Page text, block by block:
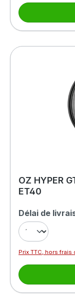
OZ HYPER
ET40
Délai de
Prix TTC, hors frais